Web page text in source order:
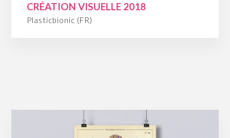
CRÉATION VISUELLE 2018
Plasticbionic (FR)